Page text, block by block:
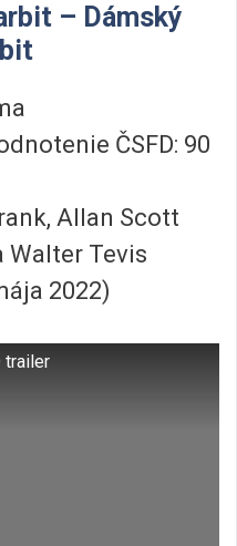
– Dámský
ČSFD: 90
Allan Scott
Walter Tevis
2022)
trailer